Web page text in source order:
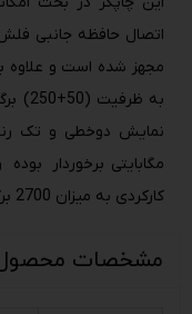
مجهز شده است و علاوه
کارکردی به میزان 2700 برگ است.
مشخصات